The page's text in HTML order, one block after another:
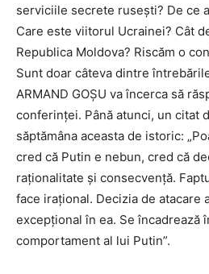
serviciile secrete rusești? De ce
Care este viitorul Ucrainei? Cât
Republica Moldova? Riscăm o
Sunt doar câteva dintre
ARMAND GOȘU va încerca să
conferinței. Până atunci, un citat
săptămâna aceasta de istoric:
cred că Putin e nebun, cred că
raționalitate și consecvență.
face irațional. Decizia de atacare
excepțional în ea. Se încadrează
comportament al lui Putin”.